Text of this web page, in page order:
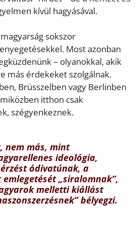
kívül hagyásával.
sokszor
Most azonban
– olyanokkal, akik
más érdekeket szolgálnak.
Brüsszelben vagy Berlinben
itthon csak
szégyenkeznek.
nem más, mint
ideológia,
ódivatúnak, a
„siralomnak”,
melletti kiállást
bélyegzi.